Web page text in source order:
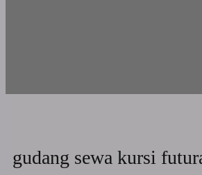
gudang sewa kursi